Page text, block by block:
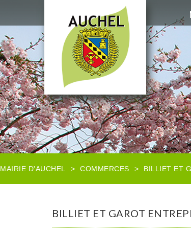
MAIRIE D'AUCHEL > COMMERCES > BILLIET ET
BILLIET ET GAROT